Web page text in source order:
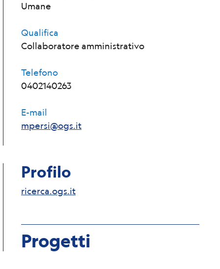
Umane
Qualifica
Collaboratore amministrativo
Telefono
0402140263
E-mail
mpersi@ogs.it
Profilo
ricerca.ogs.it
Progetti